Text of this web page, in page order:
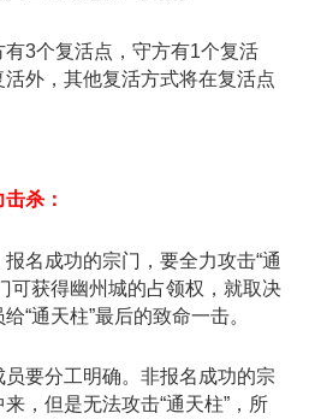
3个复活点，守方有1个复活
外，其他复活方式将在复活点
杀：
成功的宗门，要全力攻击“通
可获得幽州城的占领权，就取决
“通天柱”最后的致命一击。
要分工明确。非报名成功的宗
，但是无法攻击“通天柱”，所